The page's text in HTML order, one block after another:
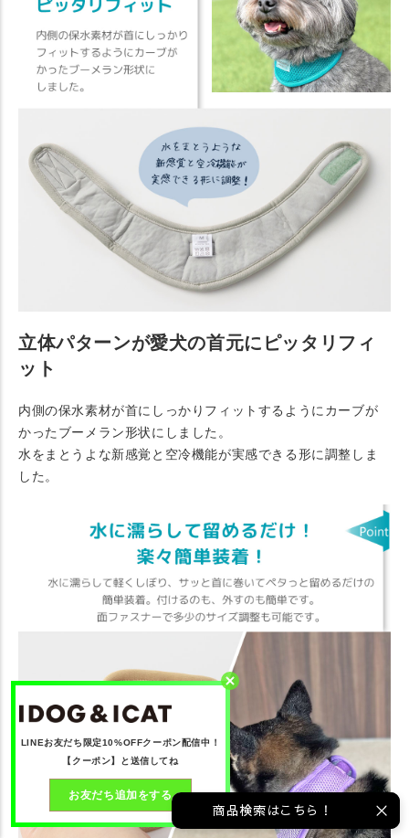
立体パターンが愛犬の首元にピッタリフィ
ット
内側の保水素材が首にしっかりフィットするようにカーブが
かったブーメラン形状にしました。
水をまとうよな新感覚と空冷機能が実感できる形に調整しま
した。
LINEお友だち限定10%OFFクーポン配信中！
【クーポン】と送信してね
お友だち追加をする
商品検索はこちら！